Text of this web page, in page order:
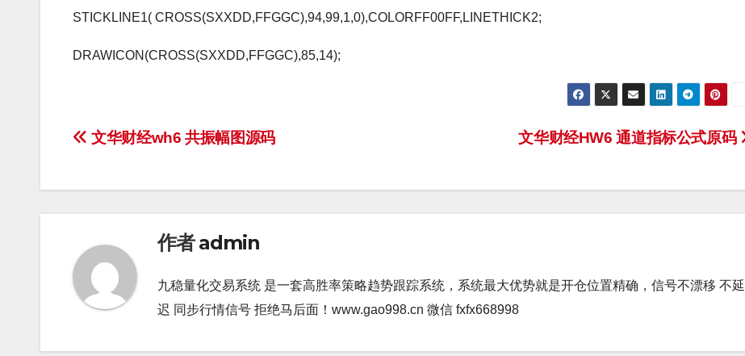
STICKLINE1( CROSS(SXXDD,FFGGC),94,99,1,0),COLORFF00FF,LINETHICK2;
DRAWICON(CROSS(SXXDD,FFGGC),85,14);
文
航
文华财经HW6 通道指标公式原码
文华财经wh6 共振幅图源码
作者admin
九稳量化交易系统 是一套高胜率策略趋势跟踪系统，系统最大优势就是开仓位置精确，信号不漂移 不延
迟 同步行情信号 拒绝马后面！www.gao998.cn 微信 fxfx668998